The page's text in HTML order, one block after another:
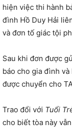
hiện việc thi hành
đình Hồ Duy Hải
và đơn tố giác tội
Sau khi đơn được
báo cho gia đình
được chuyển cho
Trao đổi với Tuổi
cho biết tòa này